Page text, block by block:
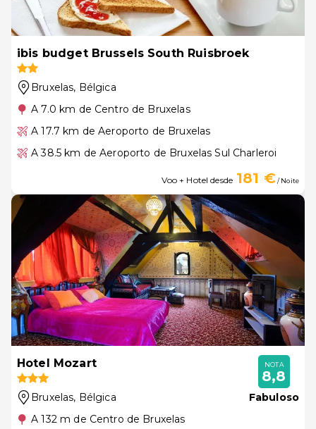
ibis budget Brussels South Ruisbroek
Bruxelas, Bélgica
A 7.0 km de Centro de Bruxelas
A 17.7 km de Aeroporto de Bruxelas
A 38.5 km de Aeroporto de Bruxelas Sul Charleroi
Voo + Hotel desde 181 €/ Noite
Hotel Mozart
Bruxelas, Bélgica
A 132 m de Centro de Bruxelas
NOTA
8,8
Fabuloso